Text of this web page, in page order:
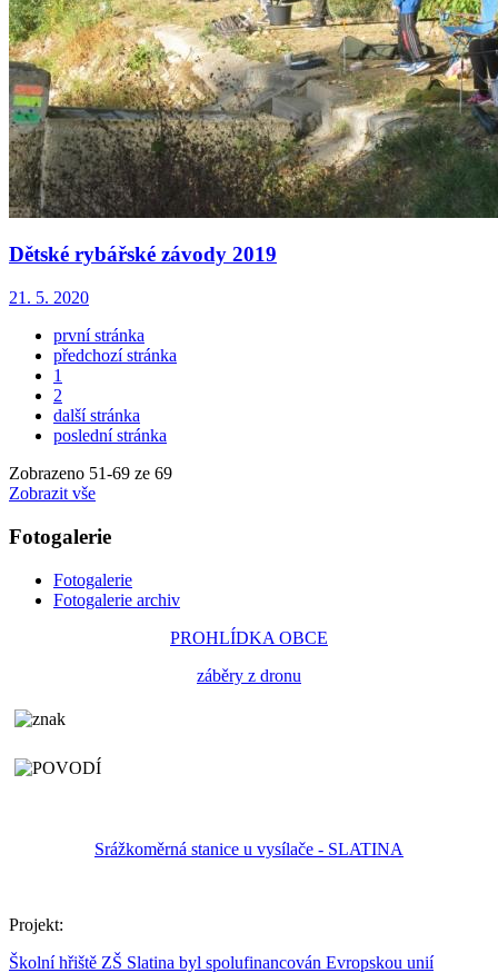
Dětské rybářské závody 2019
21. 5. 2020
první stránka
předchozí stránka
1
2
další stránka
poslední stránka
Zobrazeno 51-69 ze 69
Zobrazit vše
Fotogalerie
Fotogalerie
Fotogalerie archiv
PROHLÍDKA OBCE
záběry z dronu
Srážkoměrná stanice u vysílače - SLATINA
Projekt:
Školní hřiště ZŠ Slatina byl spolufinancován Evropskou unií